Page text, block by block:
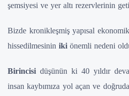
şemsiyesi ve yer altı rezervlerinin
Bizde kronikleşmiş yapısal
hissedilmesinin iki önemli nedeni
Birincisi düşünün ki 40 yıldır
insan kaybımıza yol açan ve